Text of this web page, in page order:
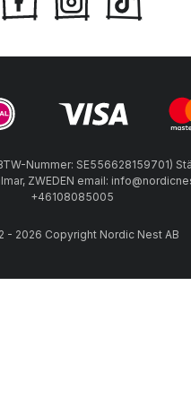
Nummer: SE556628159701)
ZWEDEN email:
+46108085005
- 2026 Copyright Nordic Nest AB